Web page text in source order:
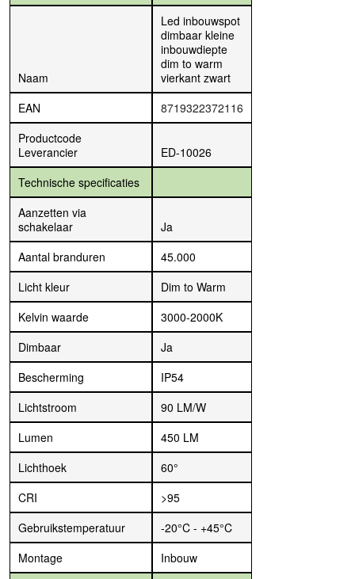
Naam
Led inbouwspot
dimbaar kleine
inbouwdiepte
dim to warm
vierkant zwart
EAN
8719322372116
Productcode
Leverancier
ED-10026
Technische specificaties
Aanzetten via
schakelaar
Ja
Aantal branduren
45.000
Licht kleur
Dim to Warm
Kelvin waarde
3000-2000K
Dimbaar
Ja
Bescherming
IP54
Lichtstroom
90 LM/W
Lumen
450 LM
Lichthoek
60°
CRI
>95
Gebruikstemperatuur
-20°C - +45°C
Montage
Inbouw